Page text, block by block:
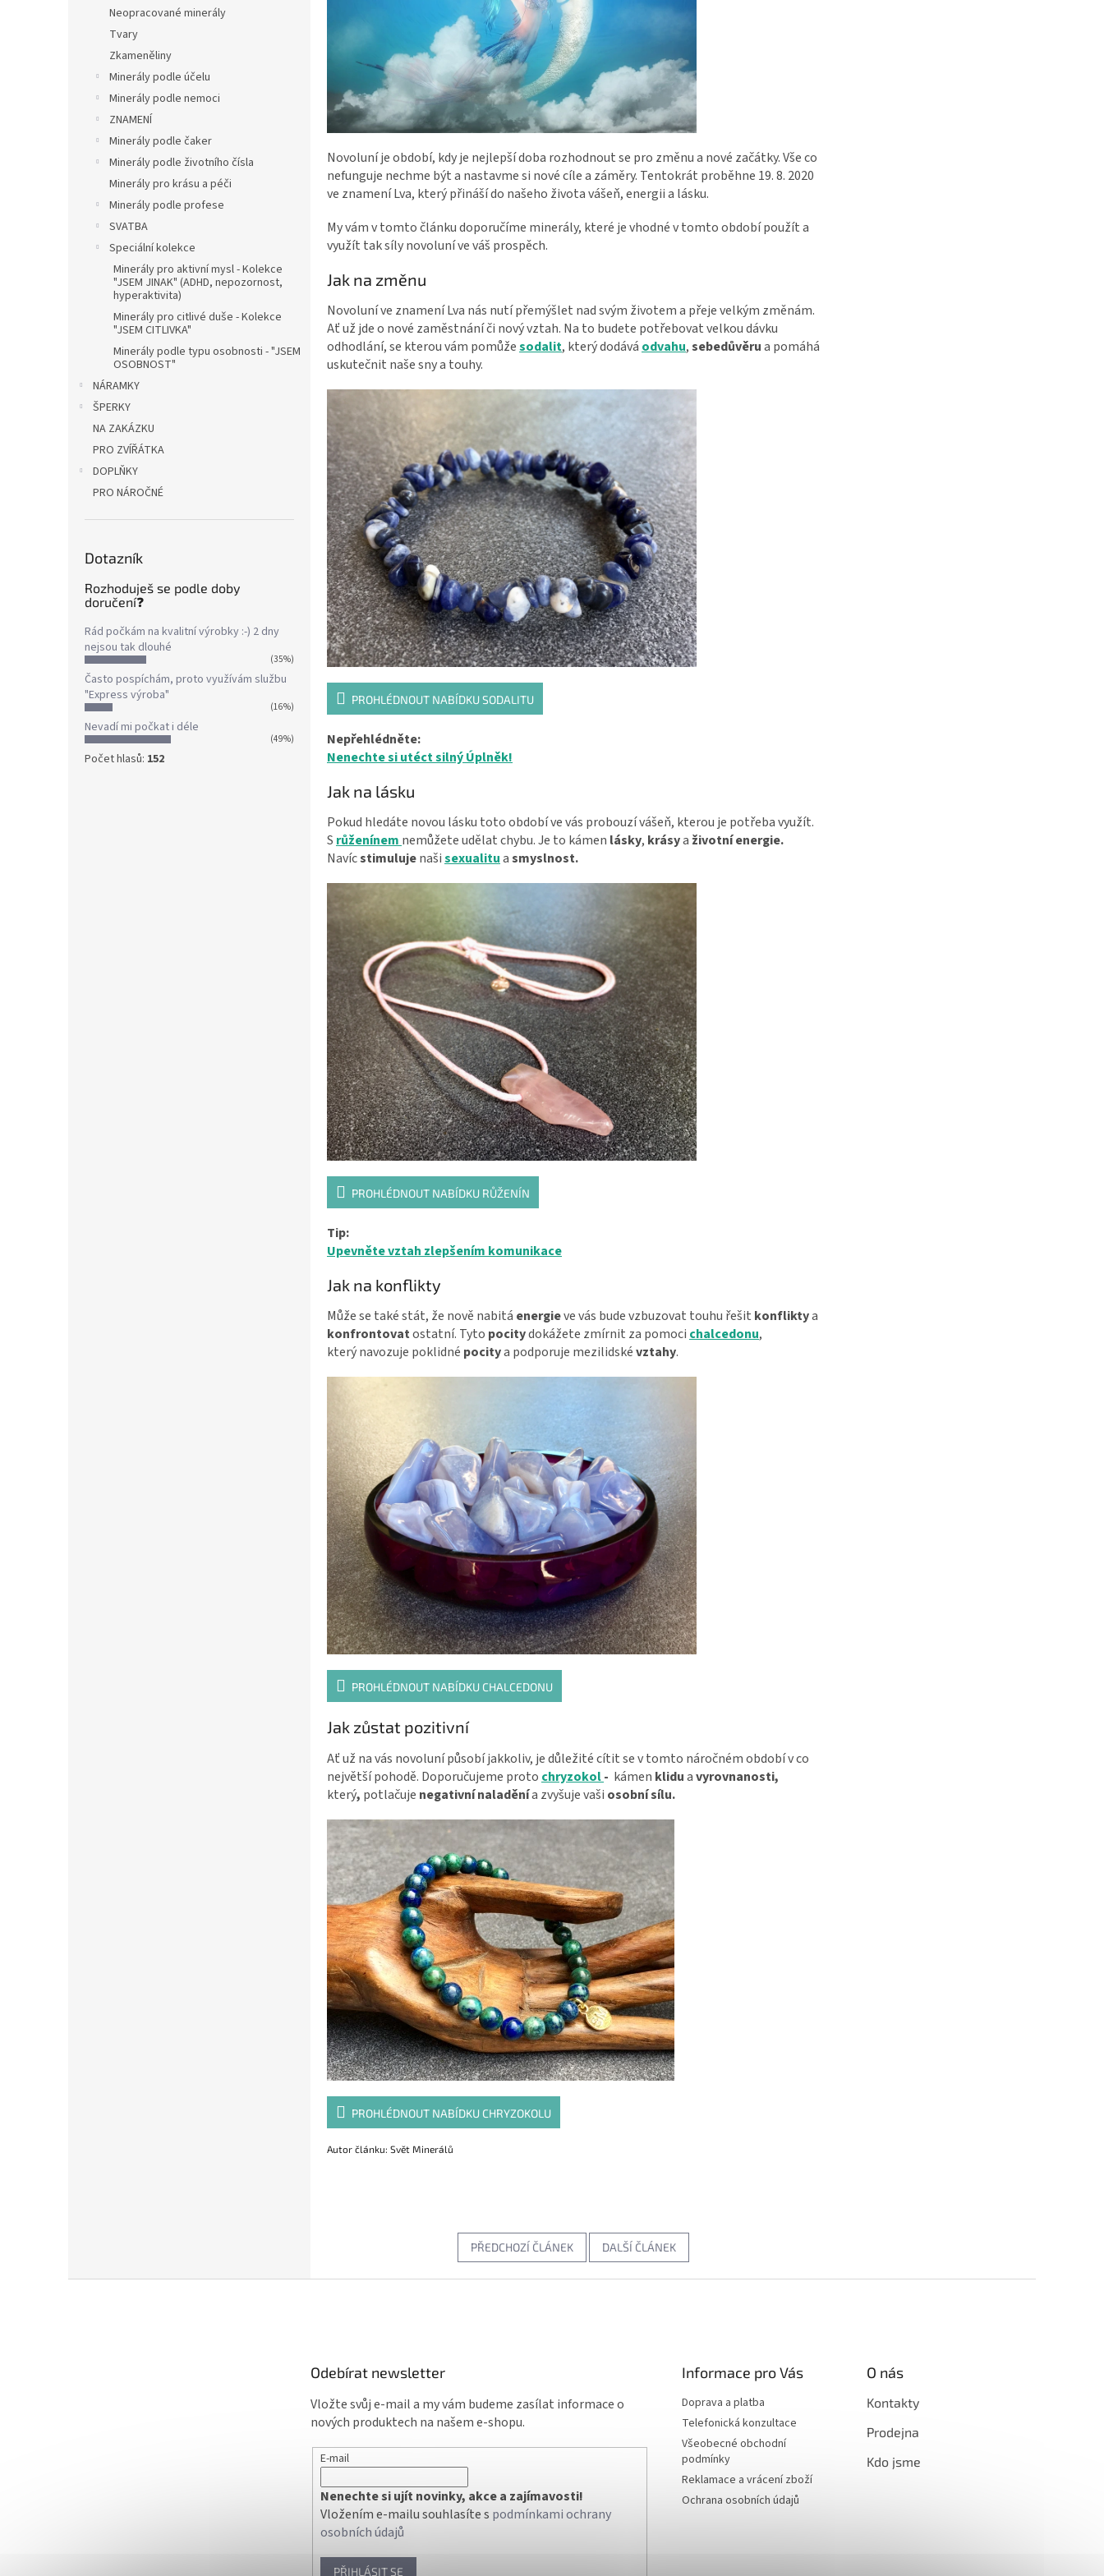
Neopracované minerály
Tvary
Zkameněliny
Minerály podle účelu
Minerály podle nemoci
ZNAMENÍ
Minerály podle čaker
Minerály podle životního čísla
Minerály pro krásu a péči
Minerály podle profese
SVATBA
Speciální kolekce
Minerály pro aktivní mysl - Kolekce
"JSEM JINAK" (ADHD, nepozornost,
hyperaktivita)
Minerály pro citlivé duše - Kolekce
"JSEM CITLIVKA"
Minerály podle typu osobnosti - "JSEM
OSOBNOST"
NÁRAMKY
ŠPERKY
NA ZAKÁZKU
PRO ZVÍŘÁTKA
DOPLŇKY
PRO NÁROČNÉ
Dotazník
Rozhoduješ se podle doby
doručení❓
Rád počkám na kvalitní výrobky :-) 2 dny
nejsou tak dlouhé
(35%)
Často pospíchám, proto využívám službu
"Express výroba"
(16%)
Nevadí mi počkat i déle
(49%)
Počet hlasů: 152
Novoluní je období, kdy je nejlepší doba rozhodnout se pro změnu a nové začátky. Vše co
nefunguje nechme být a nastavme si nové cíle a záměry. Tentokrát proběhne 19. 8. 2020
ve znamení Lva, který přináší do našeho života vášeň, energii a lásku.
My vám v tomto článku doporučíme minerály, které je vhodné v tomto období použít a
využít tak síly novoluní ve váš prospěch.
Jak na změnu
Novoluní ve znamení Lva nás nutí přemýšlet nad svým životem a přeje velkým změnám.
Ať už jde o nové zaměstnání či nový vztah. Na to budete potřebovat velkou dávku
odhodlání, se kterou vám pomůžesodalit, který dodává odvahu,sebedůvěrua pomáhá
uskutečnit naše sny a touhy.
PROHLÉDNOUT NABÍDKU SODALITU
Nepřehlédněte:
Nenechte si utéct silný Úplněk!
Jak na lásku
Pokud hledáte novou lásku toto období ve vás probouzí vášeň, kterou je potřeba využít.
S růženínem nemůžete udělat chybu. Je to kámen lásky, krásya životní energie.
Navícstimulujenašisexualituasmyslnost.
PROHLÉDNOUT NABÍDKU RŮŽENÍN
Tip:
Upevněte vztah zlepšením komunikace
Jak na konflikty
Může se také stát, že nově nabitá energieve vás bude vzbuzovat touhu řešit konfliktya
konfrontovatostatní. Tyto pocitydokážete zmírnit za pomocichalcedonu,
kterýnavozuje poklidné pocitya podporuje mezilidskévztahy.
PROHLÉDNOUT NABÍDKU CHALCEDONU
Jak zůstat pozitivní
Ať už na vás novoluní působí jakkoliv, je důležité cítit se v tomto náročném období v co
největší pohodě. Doporučujeme proto chryzokol- kámen kliduavyrovnanosti,
který, potlačuje negativní naladěnía zvyšuje vaši osobní sílu.
PROHLÉDNOUT NABÍDKU CHRYZOKOLU
Autor článku: Svět Minerálů
PŘEDCHOZÍ ČLÁNEK DALŠÍ ČLÁNEK
Odebírat newsletter
Vložte svůj e-mail a my vám budeme zasílat informace o
nových produktech na našem e-shopu.
E-mail
Nenechte si ujít novinky, akce a zajímavosti!
Vložením e-mailu souhlasíte s podmínkami ochrany
osobních údajů
PŘIHLÁSIT SE
Informace pro Vás
Doprava a platba
Telefonická konzultace
Všeobecné obchodní
podmínky
Reklamace a vrácení zboží
Ochrana osobních údajů
O nás
Kontakty
Prodejna
Kdo jsme